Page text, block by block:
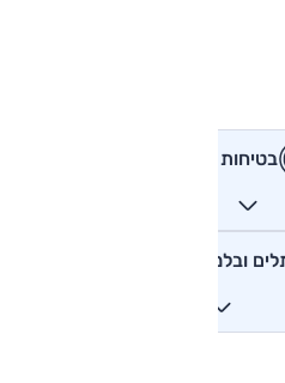
בטיחות
ובלמים